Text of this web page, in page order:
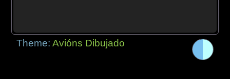
Theme:Avións Dibujado